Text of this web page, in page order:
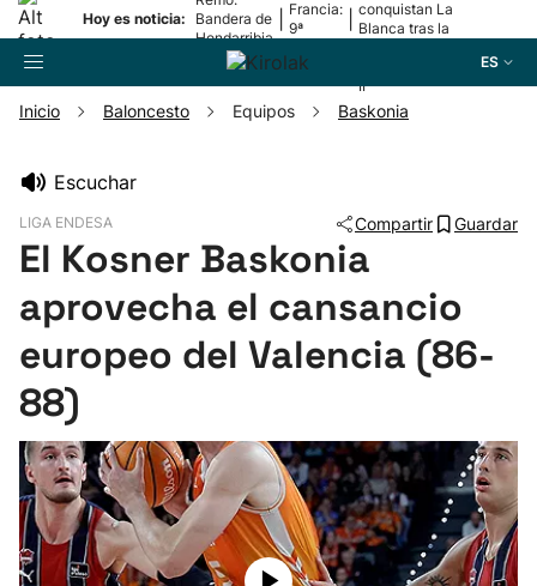
Hoy es noticia:
Bandera de
Hondarribia
Francia:
9ª
conquistan La
Blanca tras la
II
ES
Pelota
Remo
Baloncesto
Ciclismo
Herri-kirolak
Inicio Baloncesto Equipos Baskonia
Escuchar
LIGA ENDESA Compartir Guardar
El Kosner Baskonia
aprovecha el cansancio
europeo del Valencia (86-
88)